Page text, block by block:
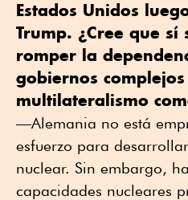
Estados Unidos
Trump. ¿Cree que sí
romper la
gobiernos
multilateralismo
—Alemania no está
esfuerzo para
nuclear. Sin embargo,
capacidades nucleares